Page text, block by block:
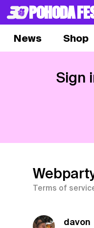
POHODA
News Shop
Sign
Terms of
davon